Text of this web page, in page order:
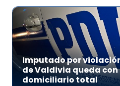
Imputado por
de Valdivia queda
domiciliario total